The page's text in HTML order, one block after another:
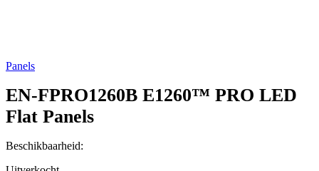
Panels
EN-FPRO1260B E1260™ PRO LED
Flat Panels
Beschikbaarheid: